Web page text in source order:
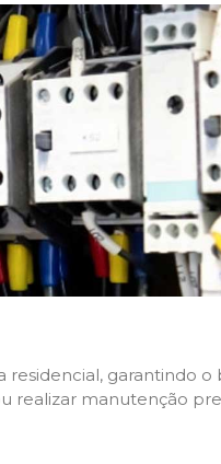
residencial, garantindo
realizar manutenção